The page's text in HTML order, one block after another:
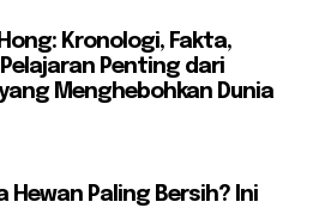
Kronologi, Fakta,
Penting dari
Menghebohkan Dunia
Hewan Paling Bersih? Ini